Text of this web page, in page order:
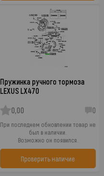
Пружинка ручного тормоза
LEXUS LX470
0,00 0
При последнем обновлении товар не
был в наличии.
Возможно он появился.
Проверить наличие